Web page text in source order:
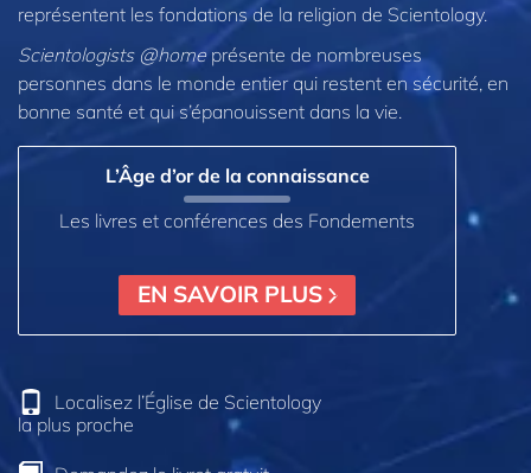
représentent les fondations de la religion de Scientology.
Scientologists @homeprésente de nombreuses
personnes dans le monde entier qui restent en sécurité, en
bonne santé et qui s’épanouissent dans la vie.
L’Âge d’or de la connaissance
Les livres et conférences des Fondements
EN SAVOIR PLUS
Localisez l’Église de Scientology
la plus proche